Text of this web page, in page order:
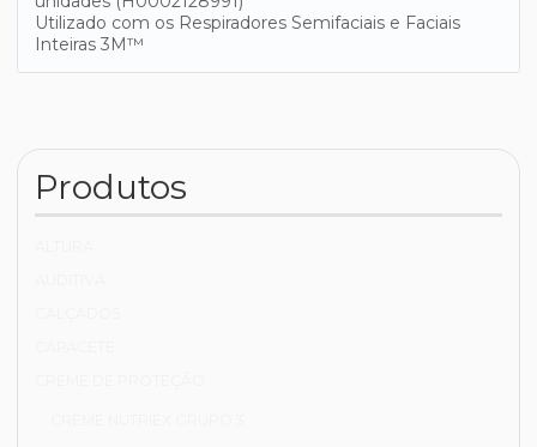
Utilizado com os Respiradores Semifaciais e Faciais
Inteiras 3M™
Produtos